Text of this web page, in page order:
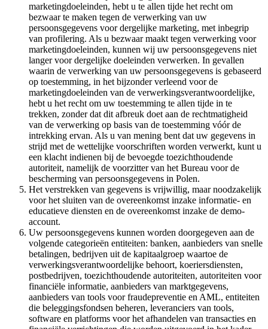
marketingdoeleinden, hebt u te allen tijde het recht om
bezwaar te maken tegen de verwerking van uw
persoonsgegevens voor dergelijke marketing, met inbegrip
van profilering. Als u bezwaar maakt tegen verwerking voor
marketingdoeleinden, kunnen wij uw persoonsgegevens niet
langer voor dergelijke doeleinden verwerken. In gevallen
waarin de verwerking van uw persoonsgegevens is gebaseerd
op toestemming, in het bijzonder verleend voor de
marketingdoeleinden van de verwerkingsverantwoordelijke,
hebt u het recht om uw toestemming te allen tijde in te
trekken, zonder dat dit afbreuk doet aan de rechtmatigheid
van de verwerking op basis van de toestemming vóór de
intrekking ervan. Als u van mening bent dat uw gegevens in
strijd met de wettelijke voorschriften worden verwerkt, kunt u
een klacht indienen bij de bevoegde toezichthoudende
autoriteit, namelijk de voorzitter van het Bureau voor de
bescherming van persoonsgegevens in Polen.
Het verstrekken van gegevens is vrijwillig, maar noodzakelijk
voor het sluiten van de overeenkomst inzake informatie- en
educatieve diensten en de overeenkomst inzake de demo-
account.
Uw persoonsgegevens kunnen worden doorgegeven aan de
volgende categorieën entiteiten: banken, aanbieders van snelle
betalingen, bedrijven uit de kapitaalgroep waartoe de
verwerkingsverantwoordelijke behoort, koeriersdiensten,
postbedrijven, toezichthoudende autoriteiten, autoriteiten voor
financiële informatie, aanbieders van marktgegevens,
aanbieders van tools voor fraudepreventie en AML, entiteiten
die beleggingsfondsen beheren, leveranciers van tools,
software en platforms voor het afhandelen van transacties en